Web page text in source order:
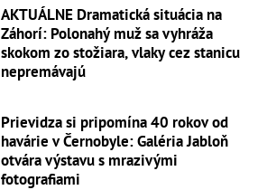
AKTUÁLNE Dramatická situácia na
Záhorí: Polonahý muž sa vyhráža
skokom zo stožiara, vlaky cez stanicu
nepremávajú
Prievidza si pripomína 40 rokov od
havárie v Černobyle: Galéria Jabloň
otvára výstavu s mrazivými
fotografiami